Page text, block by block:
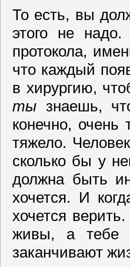
То есть, вы
этого не
протокола,
что каждый
в хирургию,
ты знаешь,
конечно,
тяжело.
сколько бы у
должна быть
хочется. И
хочется
живы, а тебе
заканчивают